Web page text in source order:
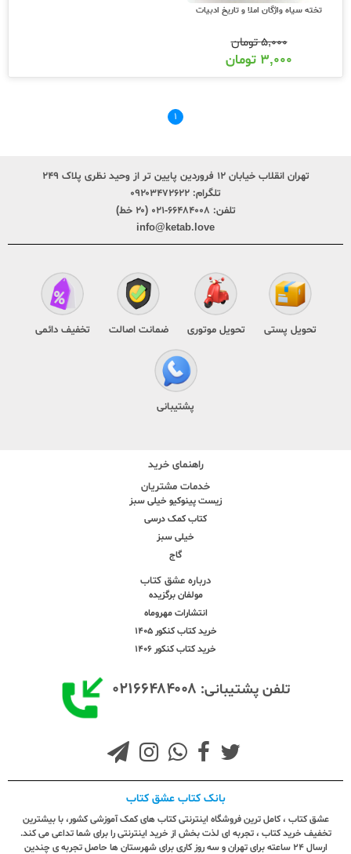
تخته سیاه واژگان املا و تاریخ ادبیات
۵,۰۰۰تومان
۳,۰۰۰ تومان
۱
تهران انقلاب خیابان ۱۲ فروردین پایین تر از وحید نظری پلاک ۲۴۹
تلگرام: ۰۹۲۰۳۴۷۲۶۲۲
تلفن: ۶۶۴۸۴۰۰۸-۰۲۱ (۲۰ خط)
info@ketab.love
تحویل پستی تحویل موتوری ضمانت اصالت تخفیف دائمی
پشتیبانی
راهنمای خرید
خدمات مشتریان
زیست پینوکیو خیلی سبز
کتاب کمک درسی
خیلی سبز
گاج
درباره عشق کتاب
مولفان برگزیده
انتشارات مهروماه
خرید کتاب کنکور 1405
خرید کتاب کنکور 1406
تلفن پشتیبانی: ۰۲۱۶۶۴۸۴۰۰۸
بانک کتاب عشق کتاب
عشق کتاب ، کامل ترین فروشگاه اینترنتی کتاب های کمک آموزشی کشور، با بیشترین
تخفیف خرید کتاب ، تجربه ای لذت بخش از خرید اینترنتی را برای شما تداعی می کند.
ارسال ٢٤ ساعته برای تهران و سه روز کاری برای شهرستان ها حاصل تجربه ی چندین